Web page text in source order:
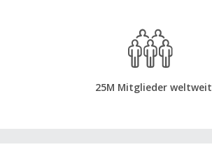
25M Mitglieder weltweit